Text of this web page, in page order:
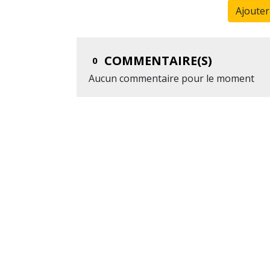
0 COMMENTAIRE(S)
Aucun commentaire pour le moment